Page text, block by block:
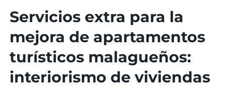
Servicios extra para la
mejora de apartamentos
turísticos malagueños:
interiorismo de viviendas